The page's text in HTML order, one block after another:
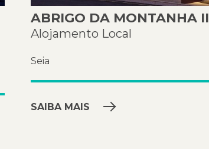
ABRIGO DA MONTANHA II
Alojamento Local
Seia
SAIBA MAIS